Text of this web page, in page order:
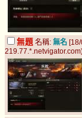
無題 名稱: 無名